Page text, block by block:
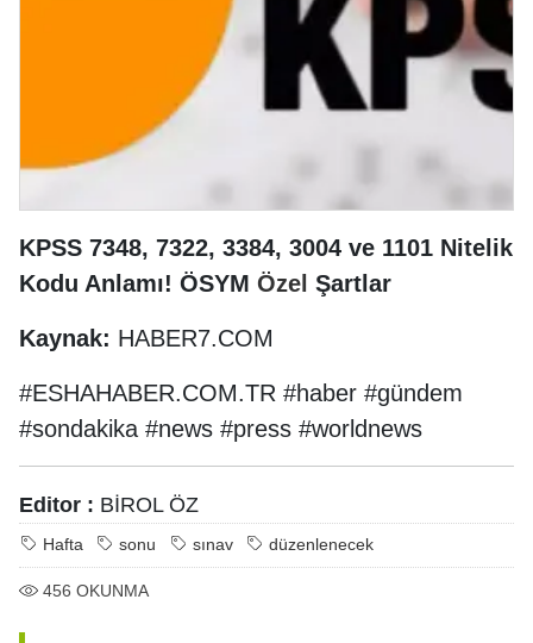
KPSS 7348, 7322, 3384, 3004 ve 1101 Nitelik
Kodu Anlamı! ÖSYM Özel Şartlar
Kaynak: HABER7.COM
#ESHAHABER.COM.TR #haber #gündem
#sondakika #news #press #worldnews
Editor : BİROL ÖZ
Hafta sonu sınav düzenlenecek
456 OKUNMA